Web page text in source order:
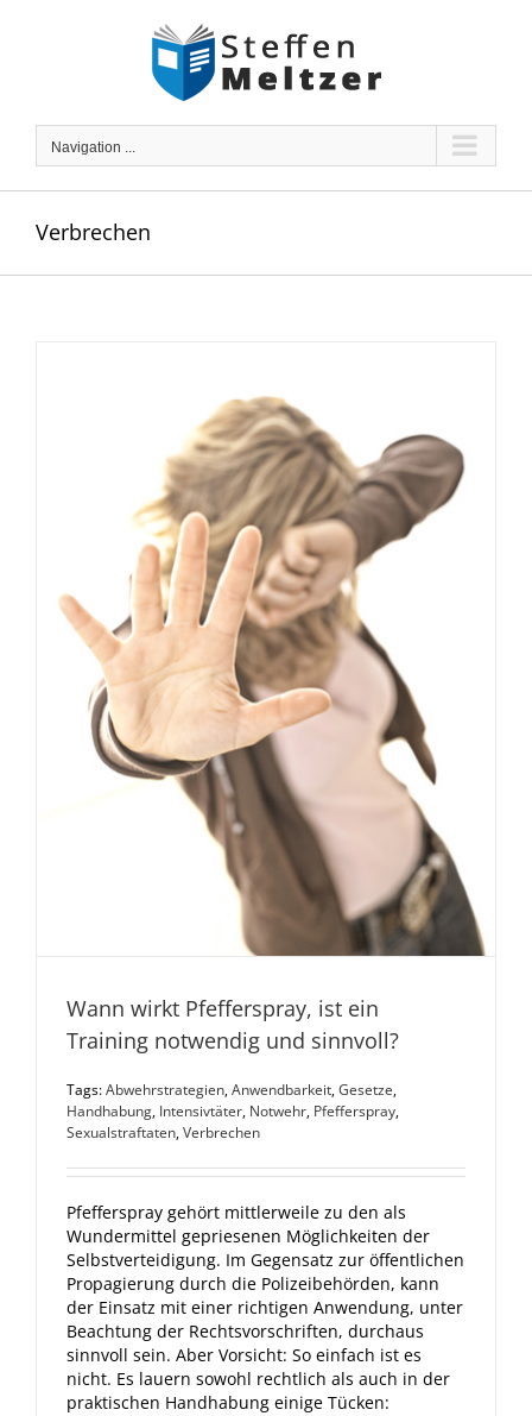
Navigation ...
Verbrechen
Wann wirkt Pfefferspray, ist ein
Training notwendig und sinnvoll?
Tags:Abwehrstrategien,Anwendbarkeit,Gesetze,
Handhabung, Intensivtäter, Notwehr, Pfefferspray,
Sexualstraftaten,Verbrechen
Pfefferspray gehört mittlerweile zu den als
Wundermittel gepriesenen Möglichkeiten der
Selbstverteidigung. Im Gegensatz zur öffentlichen
Propagierung durch die Polizeibehörden, kann
der Einsatz mit einer richtigen Anwendung, unter
Beachtung der Rechtsvorschriften, durchaus
sinnvoll sein. Aber Vorsicht: So einfach ist es
nicht. Es lauern sowohl rechtlich als auch in der
praktischen Handhabung einige Tücken: